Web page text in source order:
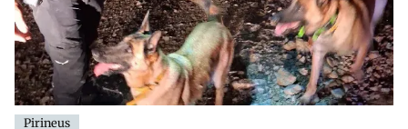
Pirineus